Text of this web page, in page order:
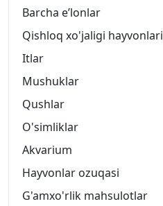
Barcha eʼlonlar
Qishloq xo'jaligi hayvonlari
Itlar
Mushuklar
Qushlar
O'simliklar
Akvarium
Hayvonlar ozuqasi
G'amxo'rlik mahsulotlar